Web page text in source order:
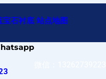
宝石衬底 站点地图